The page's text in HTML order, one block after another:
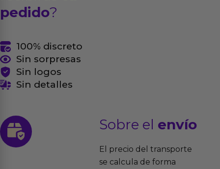
pedido?
100% discreto
Sin sorpresas
Sin logos
Sin detalles
Sobre el envío
El precio del transporte
se calcula de forma